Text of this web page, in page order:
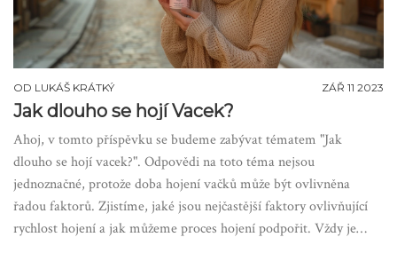
OD LUKÁŠ KRÁTKÝ ZÁŘ 11 2023
Jak dlouho se hojí Vacek?
Ahoj, v tomto příspěvku se budeme zabývat tématem "Jak
dlouho se hojí vacek?". Odpovědi na toto téma nejsou
jednoznačné, protože doba hojení vačků může být ovlivněna
řadou faktorů. Zjistíme, jaké jsou nejčastější faktory ovlivňující
rychlost hojení a jak můžeme proces hojení podpořit. Vždy je